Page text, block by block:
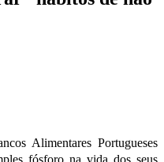
Alimentares Portugueses
fósforo na vida dos seus